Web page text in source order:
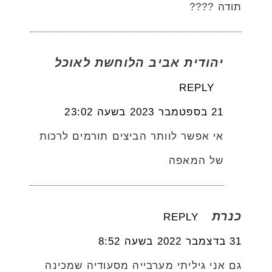
תודה ????
יהודית אביב הלוחשת לאוכל
REPLY
21 בספטמבר 2023 בשעה 23:02
אי אפשר לוותר הביצים תורמים לרכות
של המאפה
כנרת REPLY
31 בדצמבר 2022 בשעה 8:52
גם אני גיליתי מערבייה מסעודיה שמכינה